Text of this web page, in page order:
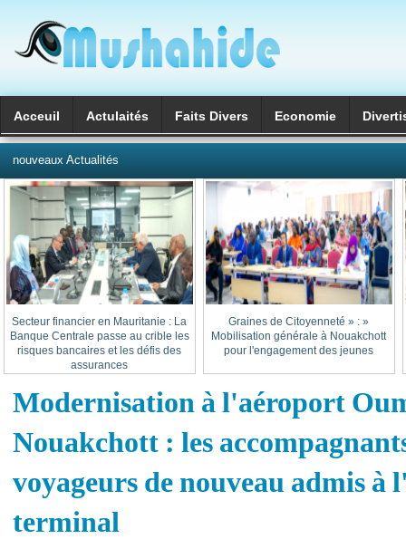
Acceuil Actulaités Faits Divers Economie
nouveaux Actualités
« Graines de Citoyenneté » :
Mobilisation générale à Nouakchott
pour l'engagement des jeunes
Secteur financier en Mauritanie : La
Banque Centrale passe au crible les
risques bancaires et les défis des
assurances
Modernisation à l'aéroport
Nouakchott : les
voyageurs de nouveau admis
terminal